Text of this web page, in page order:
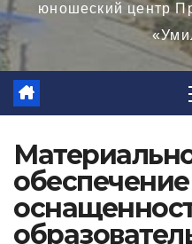
юношеский центр